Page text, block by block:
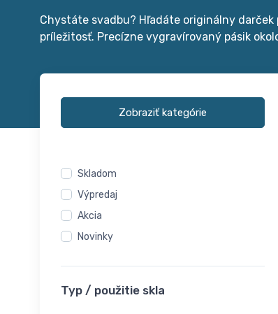
Chystáte svadbu? Hľadáte originálny darček
príležitosť. Precízne vygravírovaný pásik
Zobraziť kategórie
Skladom
Výpredaj
Akcia
Novinky
Typ / použitie skla